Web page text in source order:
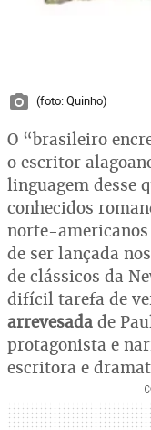
(foto: Quinho)
O “brasileiro
o escritor
linguagem desse
conhecidos
norte-americanos
de ser lançada
de clássicos da
difícil tarefa de
arrevesada de
protagonista e
escritora e